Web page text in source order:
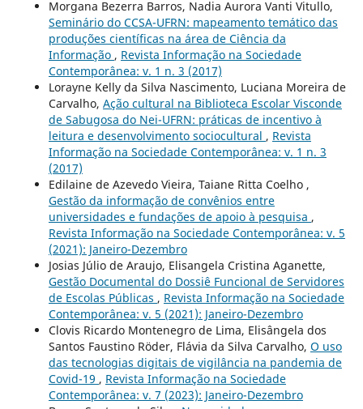
Morgana Bezerra Barros, Nadia Aurora Vanti Vitullo,
Seminário do CCSA-UFRN: mapeamento temático das
produções científicas na área de Ciência da
Informação , Revista Informação na Sociedade
Contemporânea: v. 1 n. 3 (2017)
Lorayne Kelly da Silva Nascimento, Luciana Moreira de
Carvalho, Ação cultural na Biblioteca Escolar Visconde
de Sabugosa do Nei-UFRN: práticas de incentivo à
leitura e desenvolvimento sociocultural , Revista
Informação na Sociedade Contemporânea: v. 1 n. 3
(2017)
Edilaine de Azevedo Vieira, Taiane Ritta Coelho ,
Gestão da informação de convênios entre
universidades e fundações de apoio à pesquisa ,
Revista Informação na Sociedade Contemporânea: v. 5
(2021): Janeiro-Dezembro
Josias Júlio de Araujo, Elisangela Cristina Aganette,
Gestão Documental do Dossiê Funcional de Servidores
de Escolas Públicas , Revista Informação na Sociedade
Contemporânea: v. 5 (2021): Janeiro-Dezembro
Clovis Ricardo Montenegro de Lima, Elisângela dos
Santos Faustino Röder, Flávia da Silva Carvalho, O uso
das tecnologias digitais de vigilância na pandemia de
Covid-19 , Revista Informação na Sociedade
Contemporânea: v. 7 (2023): Janeiro-Dezembro